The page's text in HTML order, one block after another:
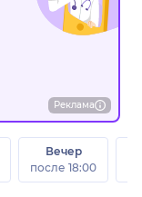
Реклама
Вечер
после 18:00